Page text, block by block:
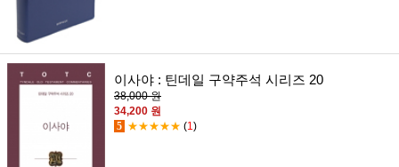
이사야 : 틴데일 구약주석 시리즈 20
38,000 원
34,200 원
5 ★★★★★ (1 )